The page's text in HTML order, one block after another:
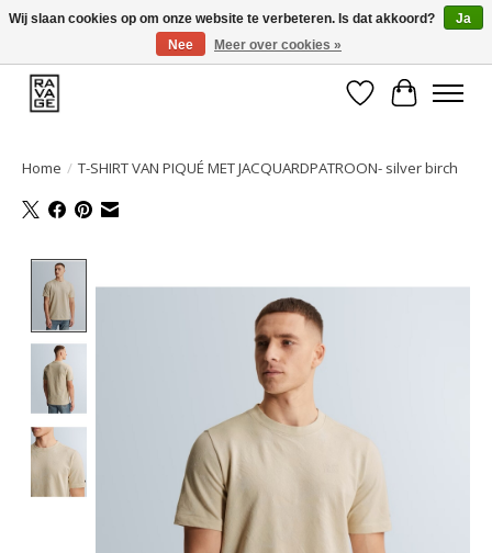
EEN GROOT ASSORTIMENT VAN TOP MERKEN!
Verlanglijst
Home / T-SHIRT VAN PIQUÉ MET JACQUARDPATROON- silver birch
Wij slaan cookies op om onze website te verbeteren. Is dat akkoord?
Ja
Nee
Meer over cookies »